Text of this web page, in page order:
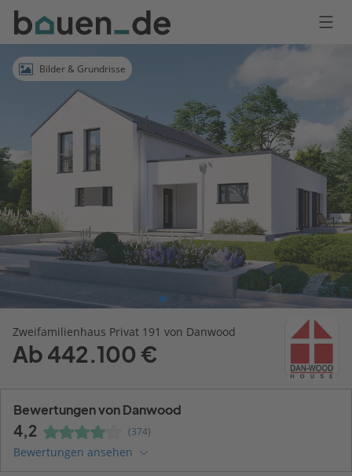
Bauen
Logo
AnmeldenBilder & Grundrisse
Zweifamilienhaus Privat 191 von Danwood
Ab 442.100 €
Bewertungen von Danwood
4,2 (374)
Bewertungen ansehen